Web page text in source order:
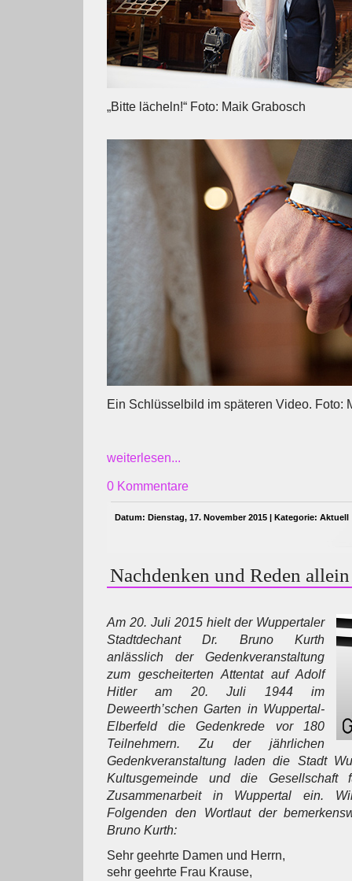
„Bitte lächeln!“ Foto: Maik Grabosch
Ein Schlüsselbild im späteren Video. Foto:
weiterlesen...
0 Kommentare
Datum: Dienstag, 17. November 2015 | Kategorie: Aktuell
Nachdenken und Reden
Am 20. Juli 2015 hielt der Wuppertaler
Stadtdechant Dr. Bruno Kurth
anlässlich der Gedenkveranstaltung
zum gescheiterten Attentat auf Adolf
Hitler am 20. Juli 1944 im
Deweerth’schen Garten in Wuppertal-
Elberfeld die Gedenkrede vor 180
Teilnehmern. Zu der jährlichen
Gedenkveranstaltung laden die Stadt
Kultusgemeinde und die Gesellschaft
Zusammenarbeit in Wuppertal ein.
Folgenden den Wortlaut der
Bruno Kurth:
Sehr geehrte Damen und Herrn,
sehr geehrte Frau Krause,